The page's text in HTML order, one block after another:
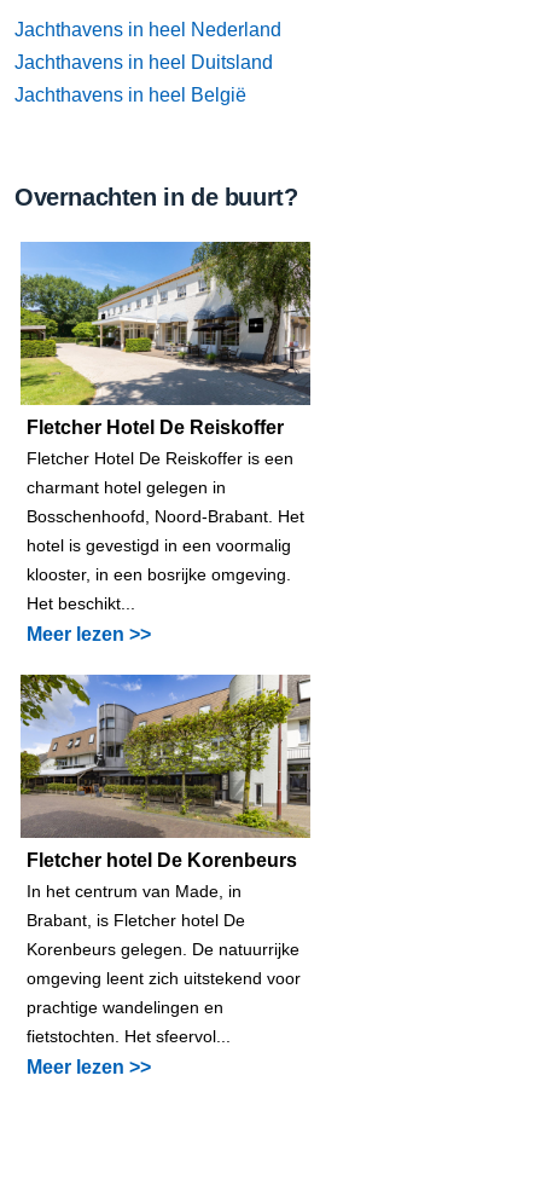
Jachthavens in heel Nederland
Jachthavens in heel Duitsland
Jachthavens in heel België
Overnachten in de buurt?
Fletcher Hotel De Reiskoffer
Fletcher Hotel De Reiskoffer is een
charmant hotel gelegen in
Bosschenhoofd, Noord-Brabant. Het
hotel is gevestigd in een voormalig
klooster, in een bosrijke omgeving.
Het beschikt...
Meer lezen >>
Fletcher hotel De Korenbeurs
In het centrum van Made, in
Brabant, is Fletcher hotel De
Korenbeurs gelegen. De natuurrijke
omgeving leent zich uitstekend voor
prachtige wandelingen en
fietstochten. Het sfeervol...
Meer lezen >>